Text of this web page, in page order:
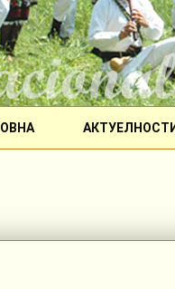
АКТУЕЛНОСТИ